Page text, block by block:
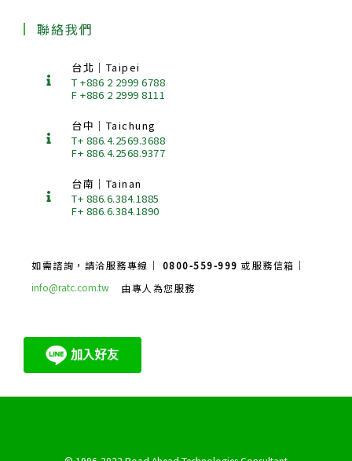
聯絡我們
台北｜Taipei
T +886 2 2999 6788
F +886 2 2999 8111
台中｜Taichung
T+ 886.4.2569.3688
F+ 886.4.2568.9377
台南｜Tainan
T+ 886.6.384.1885
F+ 886.6.384.1890
如需諮詢，請洽服務專線｜ 0800-559-999 或服務信箱｜
info@ratc.com.tw
由專人為您服務